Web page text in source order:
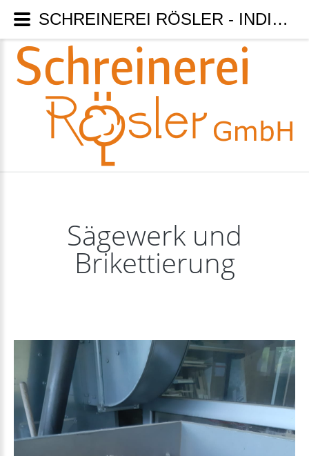
Sägewerk und
Brikettierung
SCHREINEREI RÖSLER - INDIVIDUELLE WÜNSCHE KEIN PROBLEM WIR SIND MEISTERBETRIEB - Sägewerk und Brikettierung